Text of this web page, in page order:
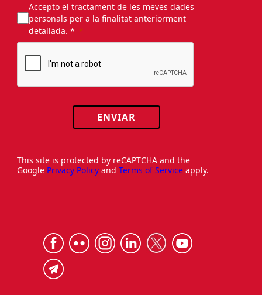
Accepto el tractament de les meves dades
personals per a la finalitat anteriorment
detallada. *
ENVIAR
This site is protected by reCAPTCHA and the
Google Privacy Policy and Terms of Service apply.